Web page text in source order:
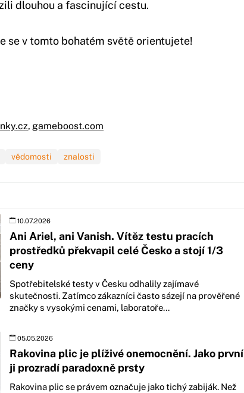
dlouhou a fascinující cestu.
se v tomto bohatém světě orientujete!
, gameboost.com
vědomosti znalosti
10.07.2026
Ani Ariel, ani Vanish. Vítěz testu pracích
prostředků překvapil celé Česko a stojí 1/3
ceny
Spotřebitelské testy v Česku odhalily zajímavé
skutečnosti. Zatímco zákazníci často sázejí na prověřené
značky s vysokými cenami, laboratoře...
05.05.2026
Rakovina plic je plíživé onemocnění. Jako první
ji prozradí paradoxně prsty
Rakovina plic se právem označuje jako tichý zabiják. Než